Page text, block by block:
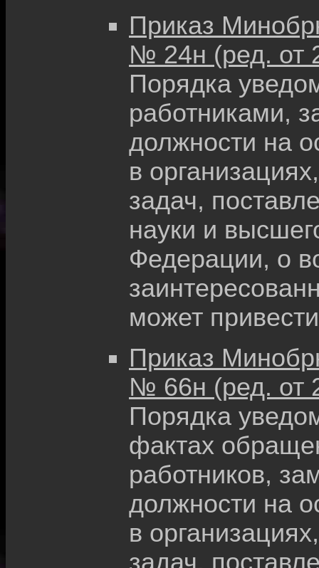
Приказ
№ 24н (ред. от
Порядка
работниками,
должности на
в
задач,
науки и
Федерации, о
может
Приказ
№ 66н (ред. от
Порядка
фактах
работников,
должности на
в
задач,